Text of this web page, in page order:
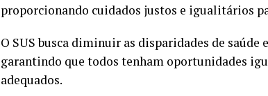
proporcionando cuidados justos e igualitários
O SUS busca diminuir as disparidades de
garantindo que todos tenham oportunidades
adequados.